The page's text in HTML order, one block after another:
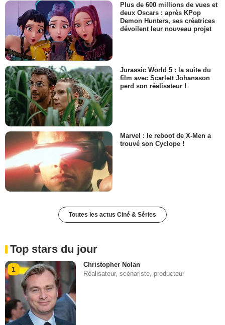
Plus de 600 millions de vues et
deux Oscars : après KPop
Demon Hunters, ses créatrices
dévoilent leur nouveau projet
Jurassic World 5 : la suite du
film avec Scarlett Johansson
perd son réalisateur !
Marvel : le reboot de X-Men a
trouvé son Cyclope !
Toutes les actus Ciné & Séries
Top stars du jour
1
Christopher Nolan
Réalisateur, scénariste, producteur